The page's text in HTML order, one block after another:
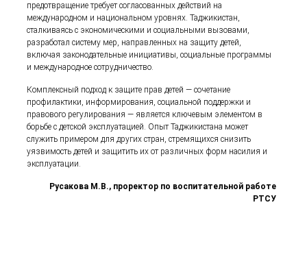
предотвращение требует согласованных действий на
международном и национальном уровнях. Таджикистан,
сталкиваясь с экономическими и социальными вызовами,
разработал систему мер, направленных на защиту детей,
включая законодательные инициативы, социальные программы
и международное сотрудничество.
Комплексный подход к защите прав детей — сочетание
профилактики, информирования, социальной поддержки и
правового регулирования — является ключевым элементом в
борьбе с детской эксплуатацией. Опыт Таджикистана может
служить примером для других стран, стремящихся снизить
уязвимость детей и защитить их от различных форм насилия и
эксплуатации.
Русакова М.В., проректор по воспитательной работе
РТСУ